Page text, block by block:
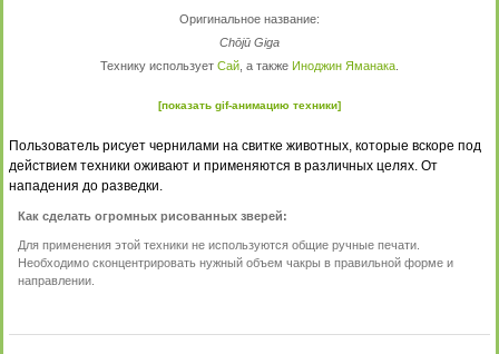
Оригинальное название:
Chōjū Giga
Технику использует Сай , а также Иноджин Яманака
[показать gif-анимацию техники]
Пользователь рисует чернилами на свитке животных, которые вскоре под
действием техники оживают и применяются в различных целях. От
нападения до разведки.
Как сделать огромных рисованных зверей:
Для применения этой техники не используются общие ручные печати.
Необходимо сконцентрировать нужный объем чакры в правильной форме и
направлении.